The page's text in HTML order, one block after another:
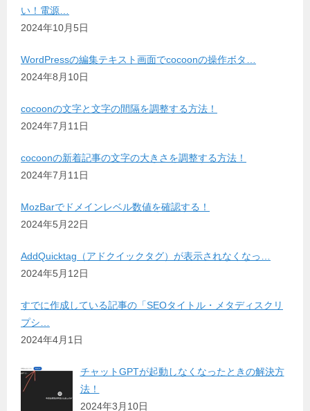
い！電源…
2024年10月5日
WordPressの編集テキスト画面でcocoonの操作ボタ…
2024年8月10日
cocoonの文字と文字の間隔を調整する方法！
2024年7月11日
cocoonの新着記事の文字の大きさを調整する方法！
2024年7月11日
MozBarでドメインレベル数値を確認する！
2024年5月22日
AddQuicktag（アドクイックタグ）が表示されなくなっ…
2024年5月12日
すでに作成している記事の「SEOタイトル・メタディスクリ
プシ…
2024年4月1日
チャットGPTが起動しなくなったときの解決方
法！
2024年3月10日